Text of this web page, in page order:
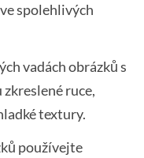
spolehlivých
vadách obrázků s
ruce,
textury.
používejte